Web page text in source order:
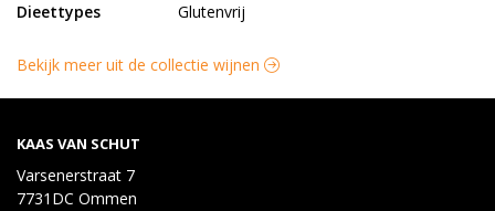
Dieettypes
Glutenvrij
Bekijk meer uit de collectie wijnen
KAAS VAN SCHUT
Varsenerstraat 7
7731DC Ommen